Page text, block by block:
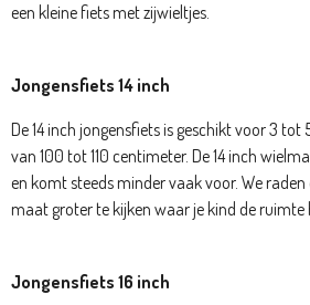
een kleine fiets met zijwieltjes.
Jongensfiets 14 inch
De 14 inch jongensfiets is geschikt voor 3 tot
van 100 tot 110 centimeter. De 14 inch
en komt steeds minder vaak voor. We
maat groter te kijken waar je kind de ruimte
Jongensfiets 16 inch